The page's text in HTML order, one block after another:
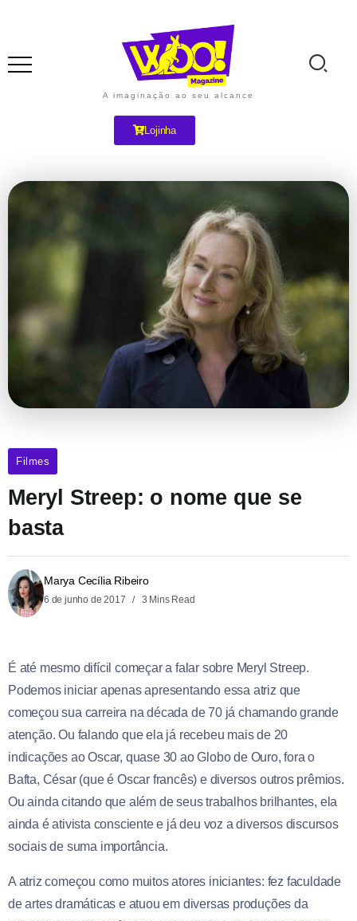
A imaginação ao seu alcance
Lojinha
Filmes
Meryl Streep: o nome que se
basta
Marya Cecília Ribeiro
6 de junho de 2017 3 Mins Read
É até mesmo difícil começar a falar sobre Meryl Streep.
Podemos iniciar apenas apresentando essa atriz que
começou sua carreira na década de 70 já chamando grande
atenção. Ou falando que ela já recebeu mais de 20
indicações ao Oscar, quase 30 ao Globo de Ouro, fora o
Bafta, César (que é Oscar francês) e diversos outros prêmios.
Ou ainda citando que além de seus trabalhos brilhantes, ela
ainda é ativista consciente e já deu voz a diversos discursos
sociais de suma importância.
A atriz começou como muitos atores iniciantes: fez faculdade
de artes dramáticas e atuou em diversas produções da